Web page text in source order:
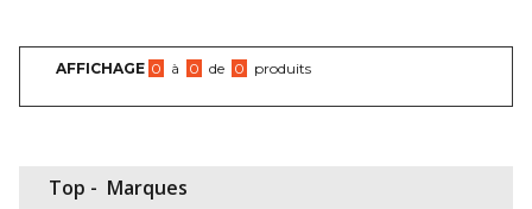
AFFICHAGE 0 à 0 de 0 produits
Top - Marques